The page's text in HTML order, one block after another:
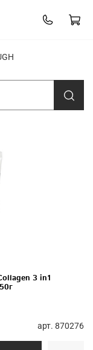
арт. 870276
3 in1